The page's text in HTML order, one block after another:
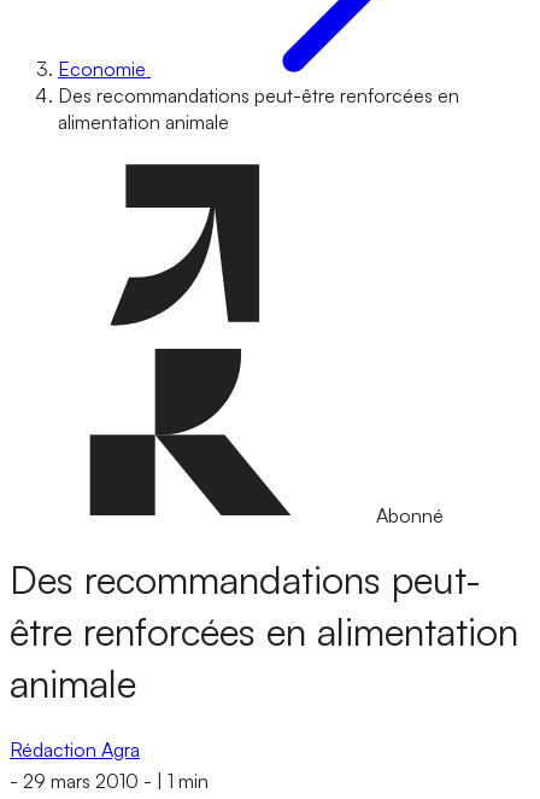
Economie
Des recommandations peut-être renforcées en
alimentation animale
Abonné
Des recommandations peut-
être renforcées en alimentation
animale
Rédaction Agra
- 29 mars 2010 - 1 min